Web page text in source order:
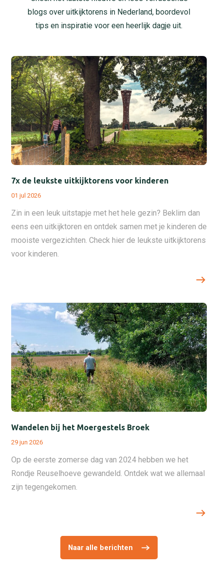
blogs over uitkijktorens in Nederland, boordevol
tips en inspiratie voor een heerlijk dagje uit.
7x de leukste uitkijktorens voor kinderen
01 jul 2026
Zin in een leuk uitstapje met het hele gezin? Beklim dan
eens een uitkijktoren en ontdek samen met je kinderen de
mooiste vergezichten. Check hier de leukste uitkijktorens
voor kinderen.
Wandelen bij het Moergestels Broek
29 jun 2026
Op de eerste zomerse dag van 2024 hebben we het
Rondje Reuselhoeve gewandeld. Ontdek wat we allemaal
zijn tegengekomen.
Naar alle berichten